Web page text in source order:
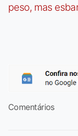
peso, mas
Comentários